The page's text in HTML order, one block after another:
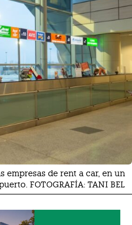
empresas de rent a car, en un
FOTOGRAFÍA: TANI BEL